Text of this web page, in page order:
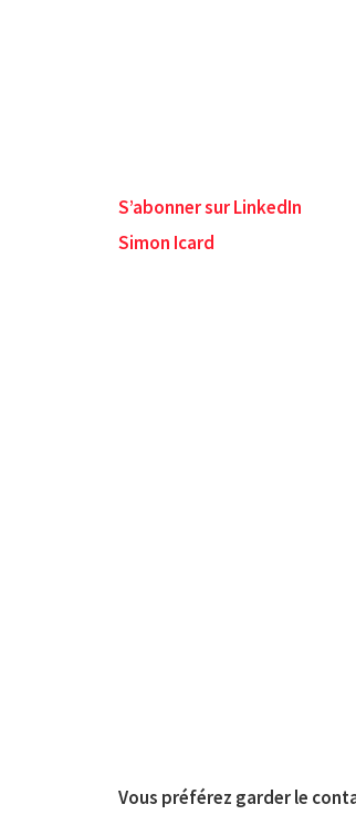
S’abonner sur LinkedIn
Simon Icard
Vous préférez garder le